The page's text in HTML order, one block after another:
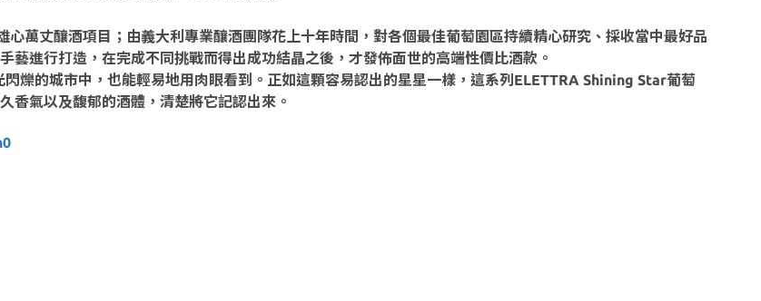
萬丈釀酒項目；由義大利專業釀酒團隊花上十年時間，對各個最佳葡萄園區持續精心研究、採收當中最好品
藝進行打造，在完成不同挑戰而得出成功結晶之後，才發佈面世的高端性價比酒款。
爍的城市中，也能輕易地用肉眼看到。正如這顆容易認出的星星一樣，這系列ELETTRA Shining Star葡萄
香氣以及馥郁的酒體，清楚將它記認出來。